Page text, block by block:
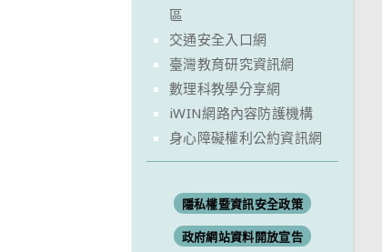
區
交通安全入口網
臺灣教育研究資訊網
數理科教學分享網
iWIN網路內容防護機構
身心障礙權利公約資訊網
隱私權暨資訊安全政策
政府網站資料開放宣告